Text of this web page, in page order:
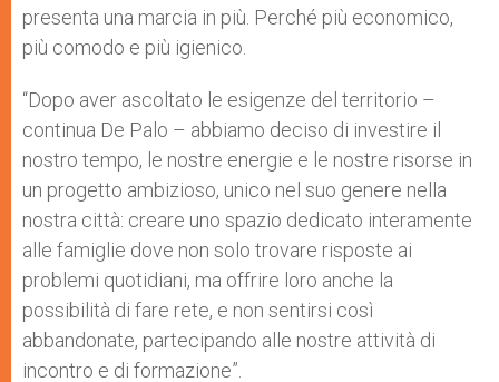
presenta una marcia in più. Perché più economico,
più comodo e più igienico.
“Dopo aver ascoltato le esigenze del territorio –
continua De Palo – abbiamo deciso di investire il
nostro tempo, le nostre energie e le nostre risorse in
un progetto ambizioso, unico nel suo genere nella
nostra città: creare uno spazio dedicato interamente
alle famiglie dove non solo trovare risposte ai
problemi quotidiani, ma offrire loro anche la
possibilità di fare rete, e non sentirsi così
abbandonate, partecipando alle nostre attività di
incontro e di formazione”.